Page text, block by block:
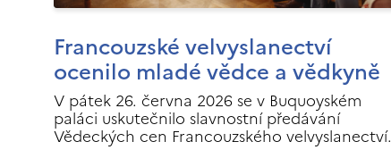
Francouzské velvyslanectví
ocenilo mladé vědce a vědkyně
V pátek 26. června 2026 se v Buquoyském
paláci uskutečnilo slavnostní předávání
Vědeckých cen Francouzského velvyslanectví.